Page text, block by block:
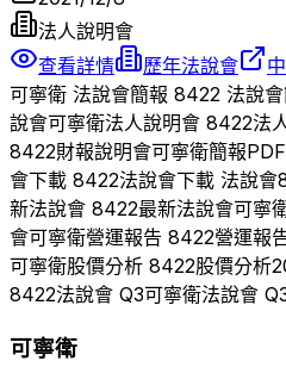
法人說明會
查看詳情
歷年法說會
可寧衛 法說會簡報 8422 法說
說會可寧衛法人說明會 8422法
8422財報說明會可寧衛簡報PDF
會下載 8422法說會下載 法說會
新法說會 8422最新法說會可寧
會可寧衛營運報告 8422營運報
可寧衛股價分析 8422股價分析
8422法說會 Q3可寧衛法說會 Q
可寧衛